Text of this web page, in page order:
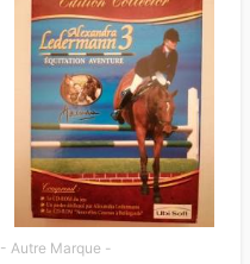
- Autre Marque -